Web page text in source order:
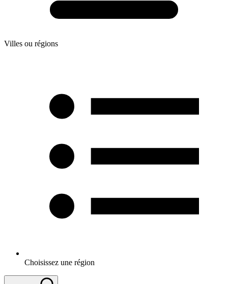
Villes ou régions
Choisissez une région